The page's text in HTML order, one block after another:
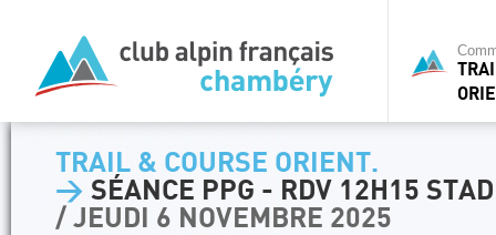
TRAIL & COURSE ORIENT.
> SÉANCE PPG - RDV 12H15
/ JEUDI 6 NOVEMBRE 2025